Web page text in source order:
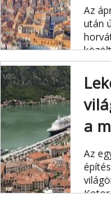
Az
után
a
Az
Kotor.